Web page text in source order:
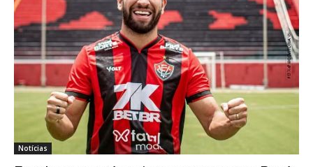
Notícias